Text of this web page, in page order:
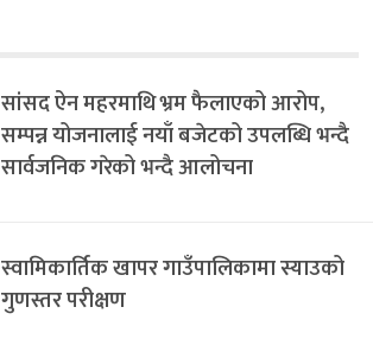
सांसद ऐन महरमाथि भ्रम फैलाएको आरोप,
सम्पन्न योजनालाई नयाँ बजेटको उपलब्धि भन्दै
सार्वजनिक गरेको भन्दै आलोचना
स्वामिकार्तिक खापर गाउँपालिकामा स्याउको
गुणस्तर परीक्षण